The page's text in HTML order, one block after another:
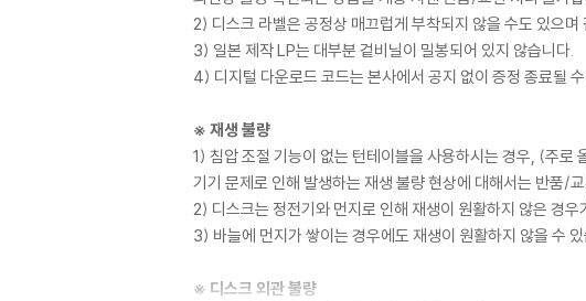
2) 디스크 라벨은 공정상 매끄럽게 부착되지 않을 수도 있으
3) 일본 제작 LP는 대부분 겉비닐이 밀봉되어 있지 않습니다.
4) 디지털 다운로드 코드는 본사에서 공지 없이 증정 종료될
※ 재생 불량
1) 침압 조절 기능이 없는 턴테이블을 사용하시는 경우, (주로
기기 문제로 인해 발생하는 재생 불량 현상에 대해서는 반품/
2) 디스크는 정전기와 먼지로 인해 재생이 원활하지 않은 경
3) 바늘에 먼지가 쌓이는 경우에도 재생이 원활하지 않을 수
※ 디스크 외관 불량